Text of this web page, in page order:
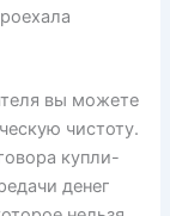
вы можете
чистоту.
купли-
денег